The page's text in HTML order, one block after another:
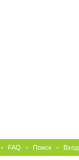
• FAQ • Поиск • Вход